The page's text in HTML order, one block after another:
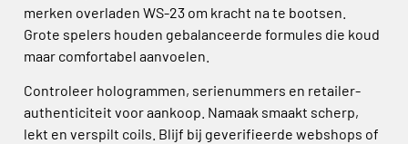
merken overladen WS-23 om kracht na te bootsen.
Grote spelers houden gebalanceerde formules die koud
maar comfortabel aanvoelen.
Controleer hologrammen, serienummers en retailer-
authenticiteit voor aankoop. Namaak smaakt scherp,
lekt en verspilt coils. Blijf bij geverifieerde webshops of